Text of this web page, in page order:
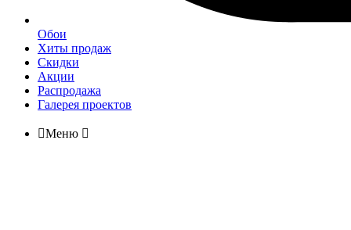
Обои
Хиты продаж
Скидки
Акции
Распродажа
Галерея проектов
Меню 